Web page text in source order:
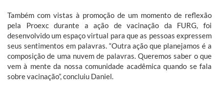
Também com vistas à promoção de um momento de reflexão
pela Proexc durante a ação de vacinação da FURG, foi
desenvolvido um espaço virtual para que as pessoas expressem
seus sentimentos em palavras. “Outra ação que planejamos é a
composição de uma nuvem de palavras. Queremos saber o que
vem à mente da nossa comunidade acadêmica quando se fala
sobre vacinação”, concluiu Daniel.